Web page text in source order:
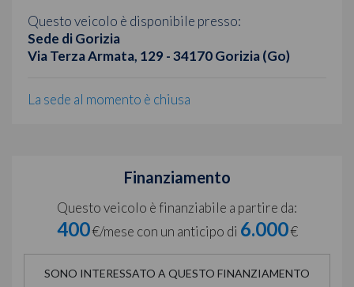
Questo veicolo è disponibile presso:
Sede di Gorizia
Via Terza Armata, 129 - 34170 Gorizia (Go)
La sede al momento è chiusa
Finanziamento
Questo veicolo è finanziabile a partire da:
400€/mese con un anticipo di 6.000€
SONO INTERESSATO A QUESTO FINANZIAMENTO